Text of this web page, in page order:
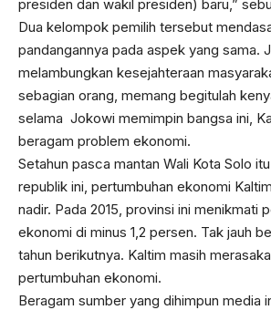
presiden dan wakil presiden) baru,”
Dua kelompok pemilih tersebut
pandangannya pada aspek yang sama.
melambungkan kesejahteraan
sebagian orang, memang begitulah
selama Jokowi memimpin bangsa ini,
beragam problem ekonomi.
Setahun pasca mantan Wali Kota Solo
republik ini, pertumbuhan ekonomi
nadir. Pada 2015, provinsi ini menikmati
ekonomi di minus 1,2 persen. Tak jauh
tahun berikutnya. Kaltim masih
pertumbuhan ekonomi.
Beragam sumber yang dihimpun media